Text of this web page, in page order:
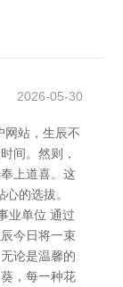
2026-05-30
网站，生辰不
间。然则，
上道喜。这
的选拔。
业单位 通过
今日将一束
论是温馨的
，每一种花